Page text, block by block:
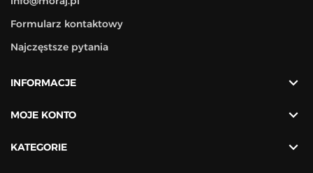
Formularz kontaktowy
Najczęstsze pytania
INFORMACJE 
MOJE KONTO 
KATEGORIE 